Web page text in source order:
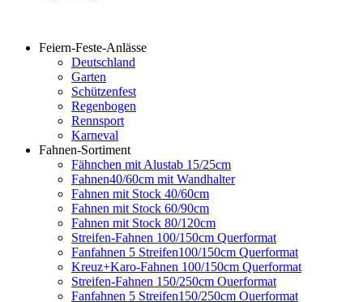
Feiern-Feste-Anlässe
Deutschland
Garten
Schützenfest
Regenbogen
Rennsport
Karneval
Fahnen-Sortiment
Fähnchen mit Alustab 15/25cm
Fahnen40/60cm mit Wandhalter
Fahnen mit Stock 40/60cm
Fahnen mit Stock 60/90cm
Fahnen mit Stock 80/120cm
Streifen-Fahnen 100/150cm Querformat
Fanfahnen 5 Streifen100/150cm Querformat
Kreuz+Karo-Fahnen 100/150cm Querformat
Streifen-Fahnen 150/250cm Ouerformat
Fanfahnen 5 Streifen150/250cm Ouerformat